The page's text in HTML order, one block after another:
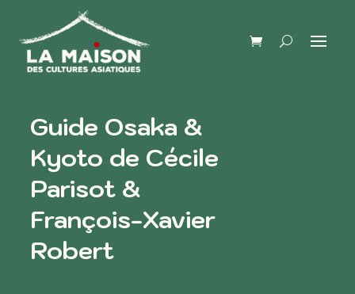
Guide Osaka &
Kyoto de Cécile
Parisot &
François-Xavier
Robert